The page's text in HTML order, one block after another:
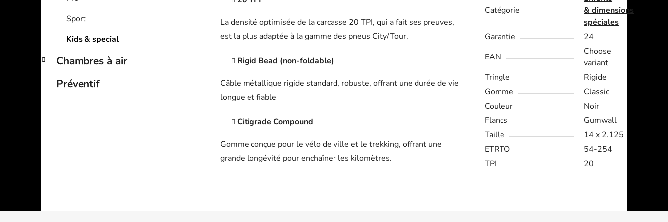
Sport
Kids & special
Chambres à air
Préventif
La densité optimisée de la carcasse 20 TPI, qui a fait ses preuves,
est la plus adaptée à la gamme des pneus City/Tour.
Rigid Bead (non-foldable)
Câble métallique rigide standard, robuste, offrant une durée de vie
longue et fiable
Citigrade Compound
Gomme conçue pour le vélo de ville et le trekking, offrant une
grande longévité pour enchaîner les kilomètres.
Catégorie
& dimensions
spéciales
Garantie
24
EAN
Choose
variant
Tringle
Rigide
Gomme
Classic
Couleur
Noir
Flancs
Gumwall
Taille
14 x 2.125
ETRTO
54-254
TPI
20